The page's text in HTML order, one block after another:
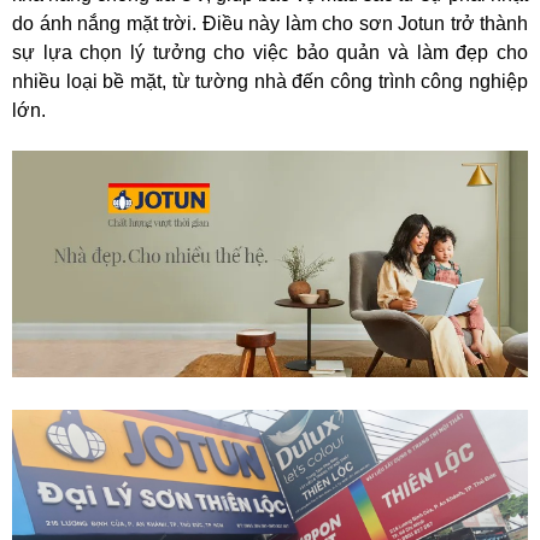
do ánh nắng mặt trời. Điều này làm cho sơn Jotun trở thành
sự lựa chọn lý tưởng cho việc bảo quản và làm đẹp cho
nhiều loại bề mặt, từ tường nhà đến công trình công nghiệp
lớn.